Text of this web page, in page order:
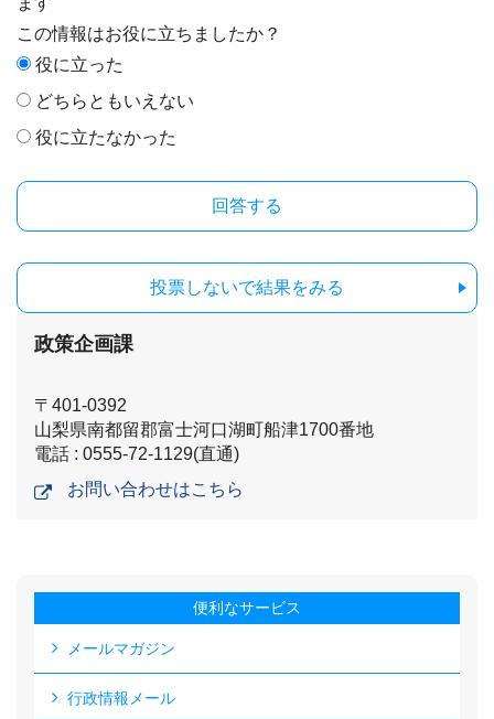
この情報はお役に立ちましたか？
役に立った
どちらともいえない
役に立たなかった
投票しないで結果をみる
政策企画課
〒401-0392
山梨県南都留郡富士河口湖町船津1700番地
電話 : 0555-72-1129(直通)
お問い合わせはこちら
便利なサービス
メールマガジン
行政情報メール